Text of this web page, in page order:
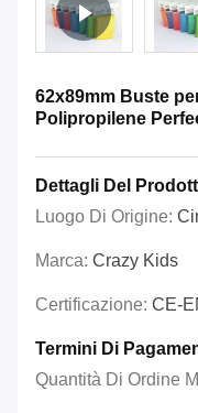
62x89mm Buste
Polipropilene
Dettagli Del
Luogo Di Origine:
Marca: Crazy Kids
Certificazione: CE-
Termini Di
Quantità Di Ordine